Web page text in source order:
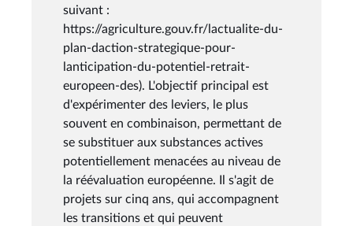
suivant :
https://agriculture.gouv.fr/lactualite-du-
plan-daction-strategique-pour-
lanticipation-du-potentiel-retrait-
europeen-des). L'objectif principal est
d'expérimenter des leviers, le plus
souvent en combinaison, permettant de
se substituer aux substances actives
potentiellement menacées au niveau de
la réévaluation européenne. Il s'agit de
projets sur cinq ans, qui accompagnent
les transitions et qui peuvent